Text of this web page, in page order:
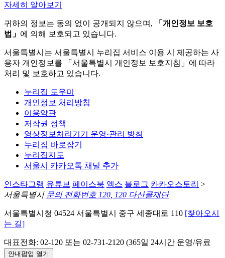
자세히 알아보기
귀하의 정보는 동의 없이 공개되지 않으며,
「개인정보 보호
법」 에 의해 보호되고 있습니다.
서울특별시는 서울특별시 누리집 서비스 이용 시 제공하는 사
용자 개인정보를 「서울특별시 개인정보 보호지침」에 따라
처리 및 보호하고 있습니다.
누리집 도우미
개인정보 처리방침
이용약관
저작권 정책
영상정보처리기기 운영·관리 방침
누리집 바로잡기
누리집지도
서울시 카카오톡 채널 추가
인스타그램 유튜브 페이스북 엑스 블로그 카카오스토리 >
서울특별시 문의 전화번호 120, 120 다산콜재단
서울특별시청 04524 서울특별시 중구 세종대로 110 [찾아오시
는 길]
대표전화: 02-120 또는 02-731-2120 (365일 24시간 운영/유료
안내팝업 열기